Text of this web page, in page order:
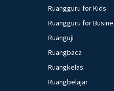
Ruangguru for Kids
Ruangguru for
Ruanguji
Ruangbaca
Ruangkelas
Ruangbelajar